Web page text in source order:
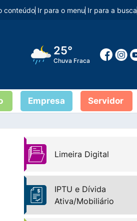
conteúdo Ir para o menu Ir para a busca
25°
Chuva Fraca
Empresa Servidor
Limeira Digital
IPTU e Dívida
Ativa/Mobiliário